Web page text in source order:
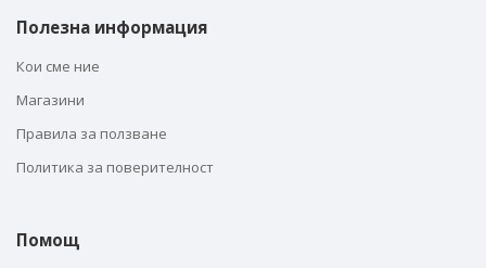
Полезна информация
Кои сме ние
Магазини
Правила за ползване
Политика за поверителност
Помощ